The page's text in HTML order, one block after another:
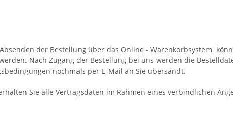
der Bestellung über das Online - Warenkorbsystem
Nach Zugang der Bestellung bei uns werden die
nochmals per E-Mail an Sie übersandt.
Sie alle Vertragsdaten im Rahmen eines verbindlichen